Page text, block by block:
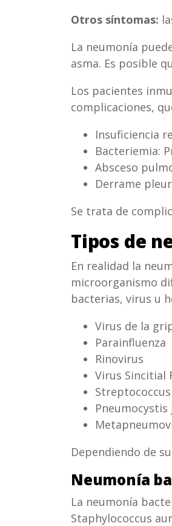
Otros síntomas:
La neumonía
asma. Es posible
Los pacientes
complicaciones,
Insuficiencia
Bacteriemia:
Absceso
Derrame
Se trata de
Tipos de
En realidad la
microorganismo
bacterias, virus u
Virus de la
Parainfluenza
Rinovirus
Virus Sincitial
Dependiendo de
Neumonía
La neumonía
Staphylococcus